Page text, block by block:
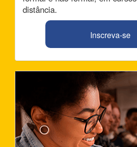
distância.
Inscreva-se